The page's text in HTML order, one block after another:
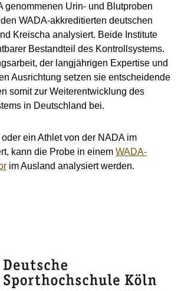
genommenen Urin- und Blutproben
WADA-akkreditierten deutschen
Kreischa analysiert. Beide Institute
Bestandteil des Kontrollsystems.
der langjährigen Expertise und
Ausrichtung setzen sie entscheidende
somit zur Weiterentwicklung des
in Deutschland bei.
ein Athlet von der NADA im
kann die Probe in einem WADA-
im Ausland analysiert werden.